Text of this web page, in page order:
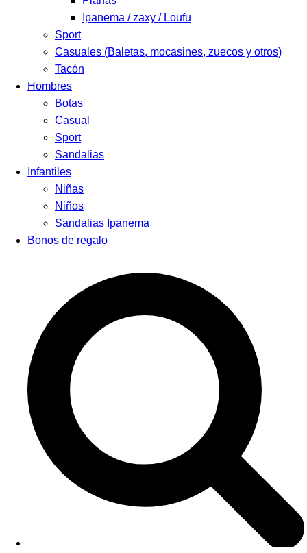
Ipanema / zaxy / Loufu
Sport
Casuales (Baletas, mocasines, zuecos y otros)
Tacón
Hombres
Botas
Casual
Sport
Sandalias
Infantiles
Niñas
Niños
Sandalias Ipanema
Bonos de regalo